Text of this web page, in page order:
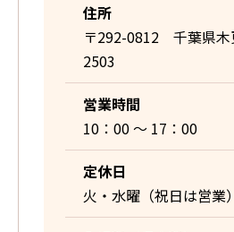
住所
〒292-0812 千葉県木
2503
営業時間
10：00 〜 17：00
定休日
火・水曜（祝日は営業）